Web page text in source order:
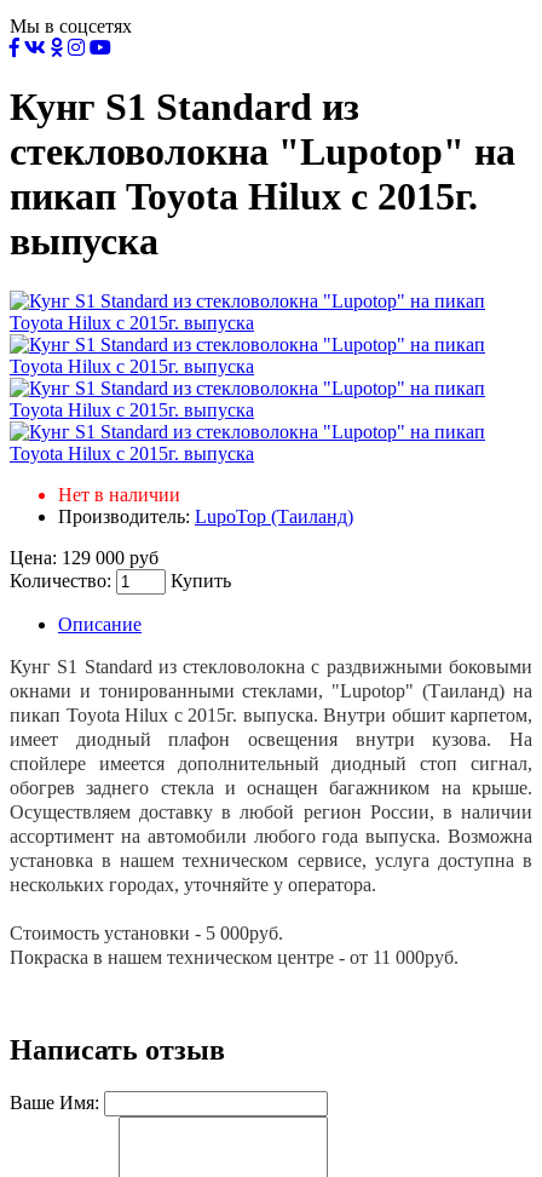
Мы в соцсетях
Кунг S1 Standard из
стекловолокна "Lupotop" на
пикап Toyota Hilux с 2015г.
выпуска
Нет в наличии
Производитель: LupoTop (Таиланд)
Цена: 129 000 руб
Количество:
Купить
Описание
Кунг S1 Standard из стекловолокна с раздвижными боковыми
окнами и тонированными стеклами, "Lupotop" (Таиланд) на
пикап Toyota Hilux с 2015г. выпуска. Внутри обшит карпетом,
имеет диодный плафон освещения внутри кузова. На
спойлере имеется дополнительный диодный стоп сигнал,
обогрев заднего стекла и оснащен багажником на крыше.
Осуществляем доставку в любой регион России, в наличии
ассортимент на автомобили любого года выпуска. Возможна
установка в нашем техническом сервисе, услуга доступна в
нескольких городах, уточняйте у оператора.
Стoимoсть устанoвки - 5 000руб.
Покраска в нашем техническом центре - от 11 000руб.
Написать отзыв
Ваше Имя: